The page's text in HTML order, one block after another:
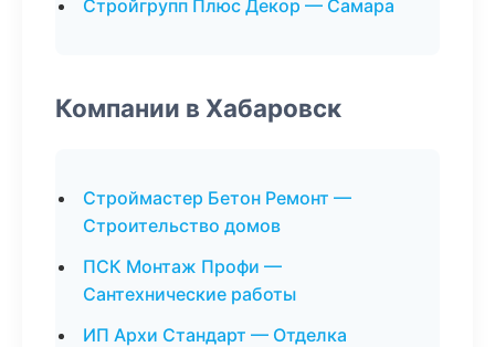
Стройгрупп Плюс Декор — Самара
Компании в Хабаровск
Строймастер Бетон Ремонт —
Строительство домов
ПСК Монтаж Профи —
Сантехнические работы
ИП Архи Стандарт — Отделка